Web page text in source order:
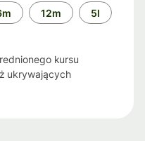
12m 5l
kursu
ukrywających